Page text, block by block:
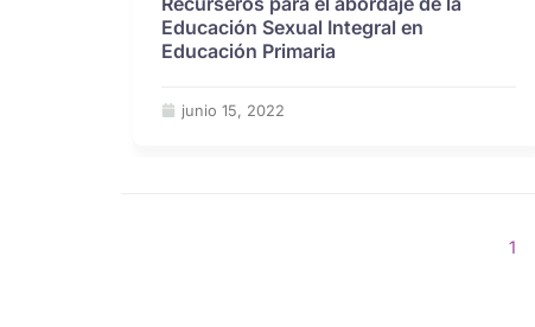
Educación Sexual Integral en
Educación Primaria
junio 15, 2022
1